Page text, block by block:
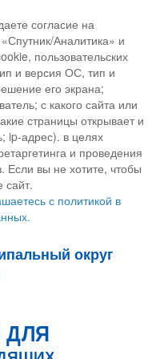
согласие на
Аналитика» и
пользовательских
и версия ОС, тип и
его экрана;
с какого сайта или
страницы открывает и
ip-адрес). в целях
и проведения
Если вы не хотите, чтобы
сайт.
с политикой в